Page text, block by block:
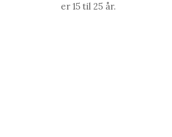
er 15 til 25 år.